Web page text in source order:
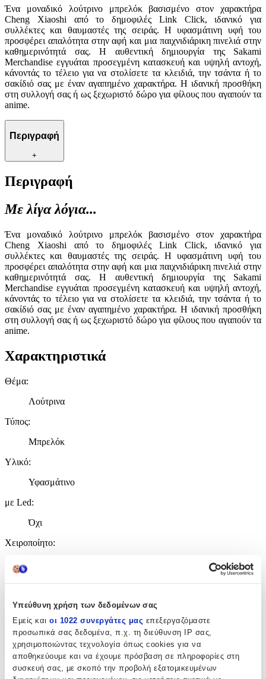
Υπεύθυνη χρήση των δεδομένων σας
Εμείς και οι 1022 συνεργάτες μας επεξεργαζόμαστε
προσωπικά σας δεδομένα, π.χ. τη διεύθυνση IP σας,
χρησιμοποιώντας τεχνολογία όπως cookies για να
αποθηκεύουμε και να έχουμε πρόσβαση σε πληροφορίες στη
συσκευή σας, με σκοπό την προβολή εξατομικευμένων
Ένα μοναδικό λούτρινο μπρελόκ βασισμένο στον χαρακτήρα
Cheng Xiaoshi από το δημοφιλές Link Click, ιδανικό για
συλλέκτες και θαυμαστές της σειράς. Η υφασμάτινη υφή του
προσφέρει απαλότητα στην αφή και μια παιχνιδιάρικη πινελιά στην
καθημερινότητά σας. Η αυθεντική δημιουργία της Sakami
Merchandise εγγυάται προσεγμένη κατασκευή και υψηλή αντοχή,
κάνοντάς το τέλειο για να στολίσετε τα κλειδιά, την τσάντα ή το
σακίδιό σας με έναν αγαπημένο χαρακτήρα. Η ιδανική προσθήκη
στη συλλογή σας ή ως ξεχωριστό δώρο για φίλους που αγαπούν τα
anime.
Περιγραφή
+
Περιγραφή
Με λίγα λόγια...
Ένα μοναδικό λούτρινο μπρελόκ βασισμένο στον χαρακτήρα
Cheng Xiaoshi από το δημοφιλές Link Click, ιδανικό για
συλλέκτες και θαυμαστές της σειράς. Η υφασμάτινη υφή του
προσφέρει απαλότητα στην αφή και μια παιχνιδιάρικη πινελιά στην
καθημερινότητά σας. Η αυθεντική δημιουργία της Sakami
Merchandise εγγυάται προσεγμένη κατασκευή και υψηλή αντοχή,
κάνοντάς το τέλειο για να στολίσετε τα κλειδιά, την τσάντα ή το
σακίδιό σας με έναν αγαπημένο χαρακτήρα. Η ιδανική προσθήκη
στη συλλογή σας ή ως ξεχωριστό δώρο για φίλους που αγαπούν τα
anime.
Χαρακτηριστικά
Θέμα:
Λούτρινα
Τύπος:
Μπρελόκ
Υλικό:
Υφασμάτινο
με Led:
Όχι
Χειροποίητο:
Κατασκευαστής:
Sakami Merchandise
Χαρακτηριστικά
+